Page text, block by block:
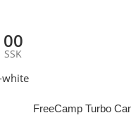
00
SSK
FreeCamp Turbo